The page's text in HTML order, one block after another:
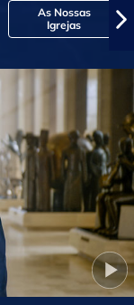
As Nossas
Igrejas